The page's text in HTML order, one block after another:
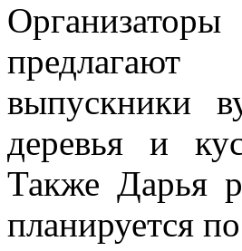
выпускники
деревья и
Также Дарья
планируется